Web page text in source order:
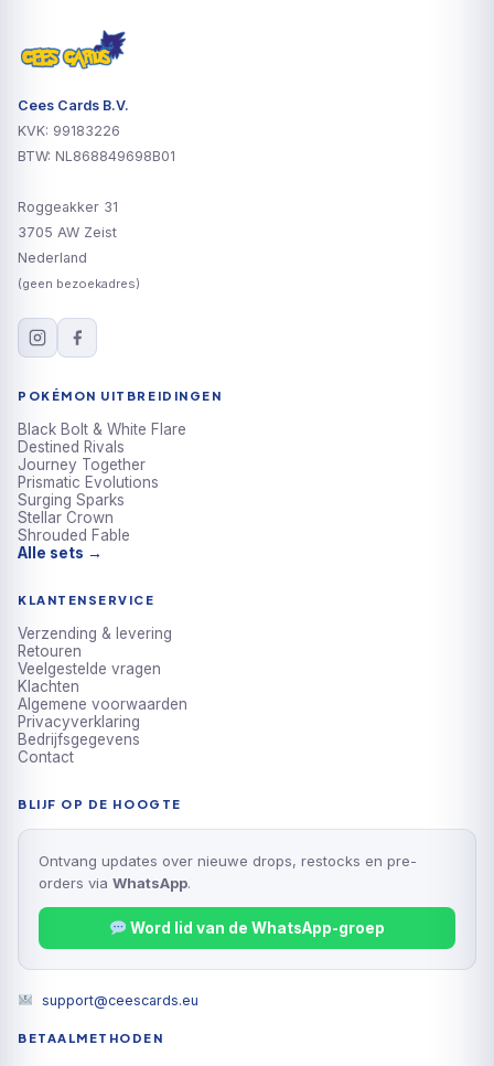
Cees Cards B.V.
KVK: 99183226
BTW: NL868849698B01
Roggeakker 31
3705 AW Zeist
Nederland
(geen bezoekadres)
POKÉMON UITBREIDINGEN
Black Bolt & White Flare
Destined Rivals
Journey Together
Prismatic Evolutions
Surging Sparks
Stellar Crown
Shrouded Fable
Alle sets →
KLANTENSERVICE
Verzending & levering
Retouren
Veelgestelde vragen
Klachten
Algemene voorwaarden
Privacyverklaring
Bedrijfsgegevens
Contact
BLIJF OP DE HOOGTE
Ontvang updates over nieuwe drops, restocks en pre-
orders via WhatsApp.
Word lid van de WhatsApp-groep
support@ceescards.eu
BETAALMETHODEN